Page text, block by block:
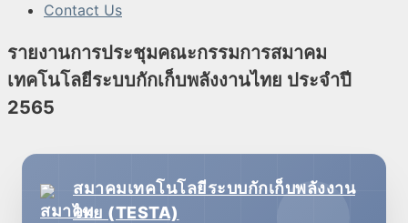
Contact Us
รายงานการประชุมคณะกรรมการสมาคม
เทคโนโลยีระบบกักเก็บพลังงานไทย ประจำปี
2565
สมาคมเทคโนโลยีระบบกักเก็บพลังงาน
ไทย (TESTA)